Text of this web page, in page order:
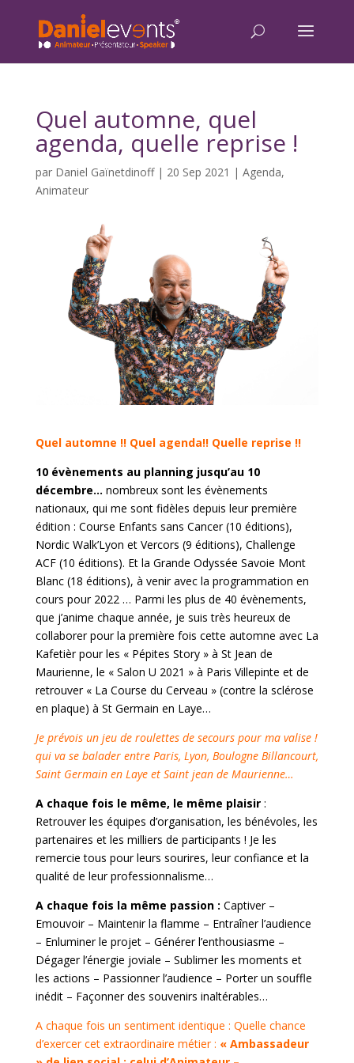
Quel automne, quel
agenda, quelle reprise !
par Daniel Gaïnetdinoff| 20 Sep 2021 | Agenda,
Animateur
Quel automne !! Quel agenda!! Quelle reprise !!
10 évènements au planning jusqu’au 10
décembre… nombreux sont les évènements
nationaux, qui me sont fidèles depuis leur première
édition : Course Enfants sans Cancer (10 éditions),
Nordic Walk’Lyon et Vercors (9 éditions), Challenge
ACF (10 éditions). Et la Grande Odyssée Savoie Mont
Blanc (18 éditions), à venir avec la programmation en
cours pour 2022 … Parmi les plus de 40 évènements,
que j’anime chaque année, je suis très heureux de
collaborer pour la première fois cette automne avec La
Kafetièr pour les « Pépites Story » à St Jean de
Maurienne, le « Salon U 2021 » à Paris Villepinte et de
retrouver « La Course du Cerveau » (contre la sclérose
en plaque) à St Germain en Laye…
Je prévois un jeu de roulettes de secours pour ma valise !
qui va se balader entre Paris, Lyon, Boulogne Billancourt,
Saint Germain en Laye et Saint jean de Maurienne…
A chaque fois le même, le même plaisir:
Retrouver les équipes d’organisation, les bénévoles, les
partenaires et les milliers de participants ! Je les
remercie tous pour leurs sourires, leur confiance et la
qualité de leur professionnalisme…
A chaque fois la même passion : Captiver –
Emouvoir – Maintenir la flamme – Entraîner l’audience
– Enluminer le projet – Générer l’enthousiasme –
Dégager l’énergie joviale – Sublimer les moments et
les actions – Passionner l’audience – Porter un souffle
inédit – Façonner des souvenirs inaltérables…
A chaque fois un sentiment identique : Quelle chance
d’exercer cet extraordinaire métier : « Ambassadeur